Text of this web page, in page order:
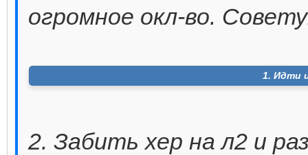
огромное окл-во.
1. Идти
2. Забить хер на л2 и